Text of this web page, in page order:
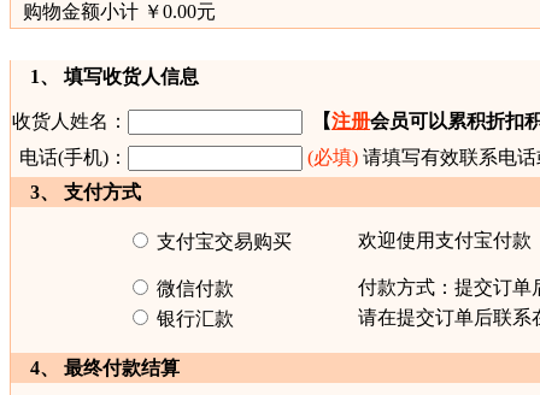
购物金额小计 ￥0.00元
1、 填写收货人信息
收货人姓名： 【注册会员可以累积折扣
电话(手机)：
(必填) 请填写有效联系电
3、 支付方式
支付宝交易购买 欢迎使用支付宝付款
微信付款
付款方式：提交订单
银行汇款
请在提交订单后联系
4、 最终付款结算